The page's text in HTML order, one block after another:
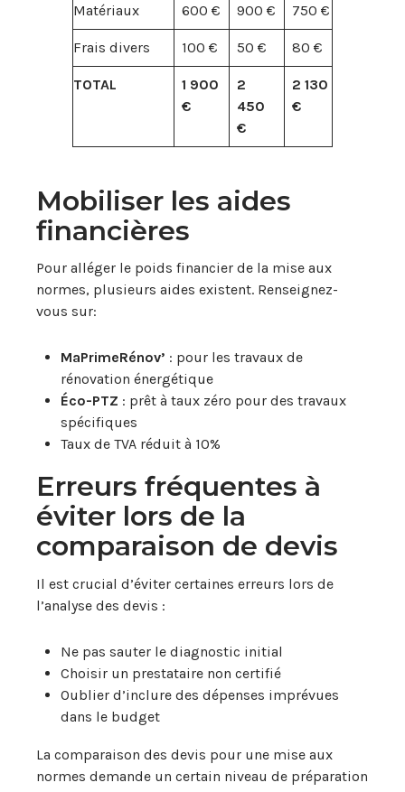
Matériaux 600 € 900 € 750 €
Frais divers 100 € 50 € 80 €
TOTAL
1 900
€
2
450
€
2 130
€
Mobiliser les aides
financières
Pour alléger le poids financier de la mise aux
normes, plusieurs aides existent. Renseignez-
vous sur:
MaPrimeRénov’ : pour les travaux de
rénovation énergétique
Éco-PTZ : prêt à taux zéro pour des travaux
spécifiques
Taux de TVA réduit à 10%
Erreurs fréquentes à
éviter lors de la
comparaison de devis
Il est crucial d’éviter certaines erreurs lors de
l’analyse des devis :
Ne pas sauter le diagnostic initial
Choisir un prestataire non certifié
Oublier d’inclure des dépenses imprévues
dans le budget
La comparaison des devis pour une mise aux
normes demande un certain niveau de préparation